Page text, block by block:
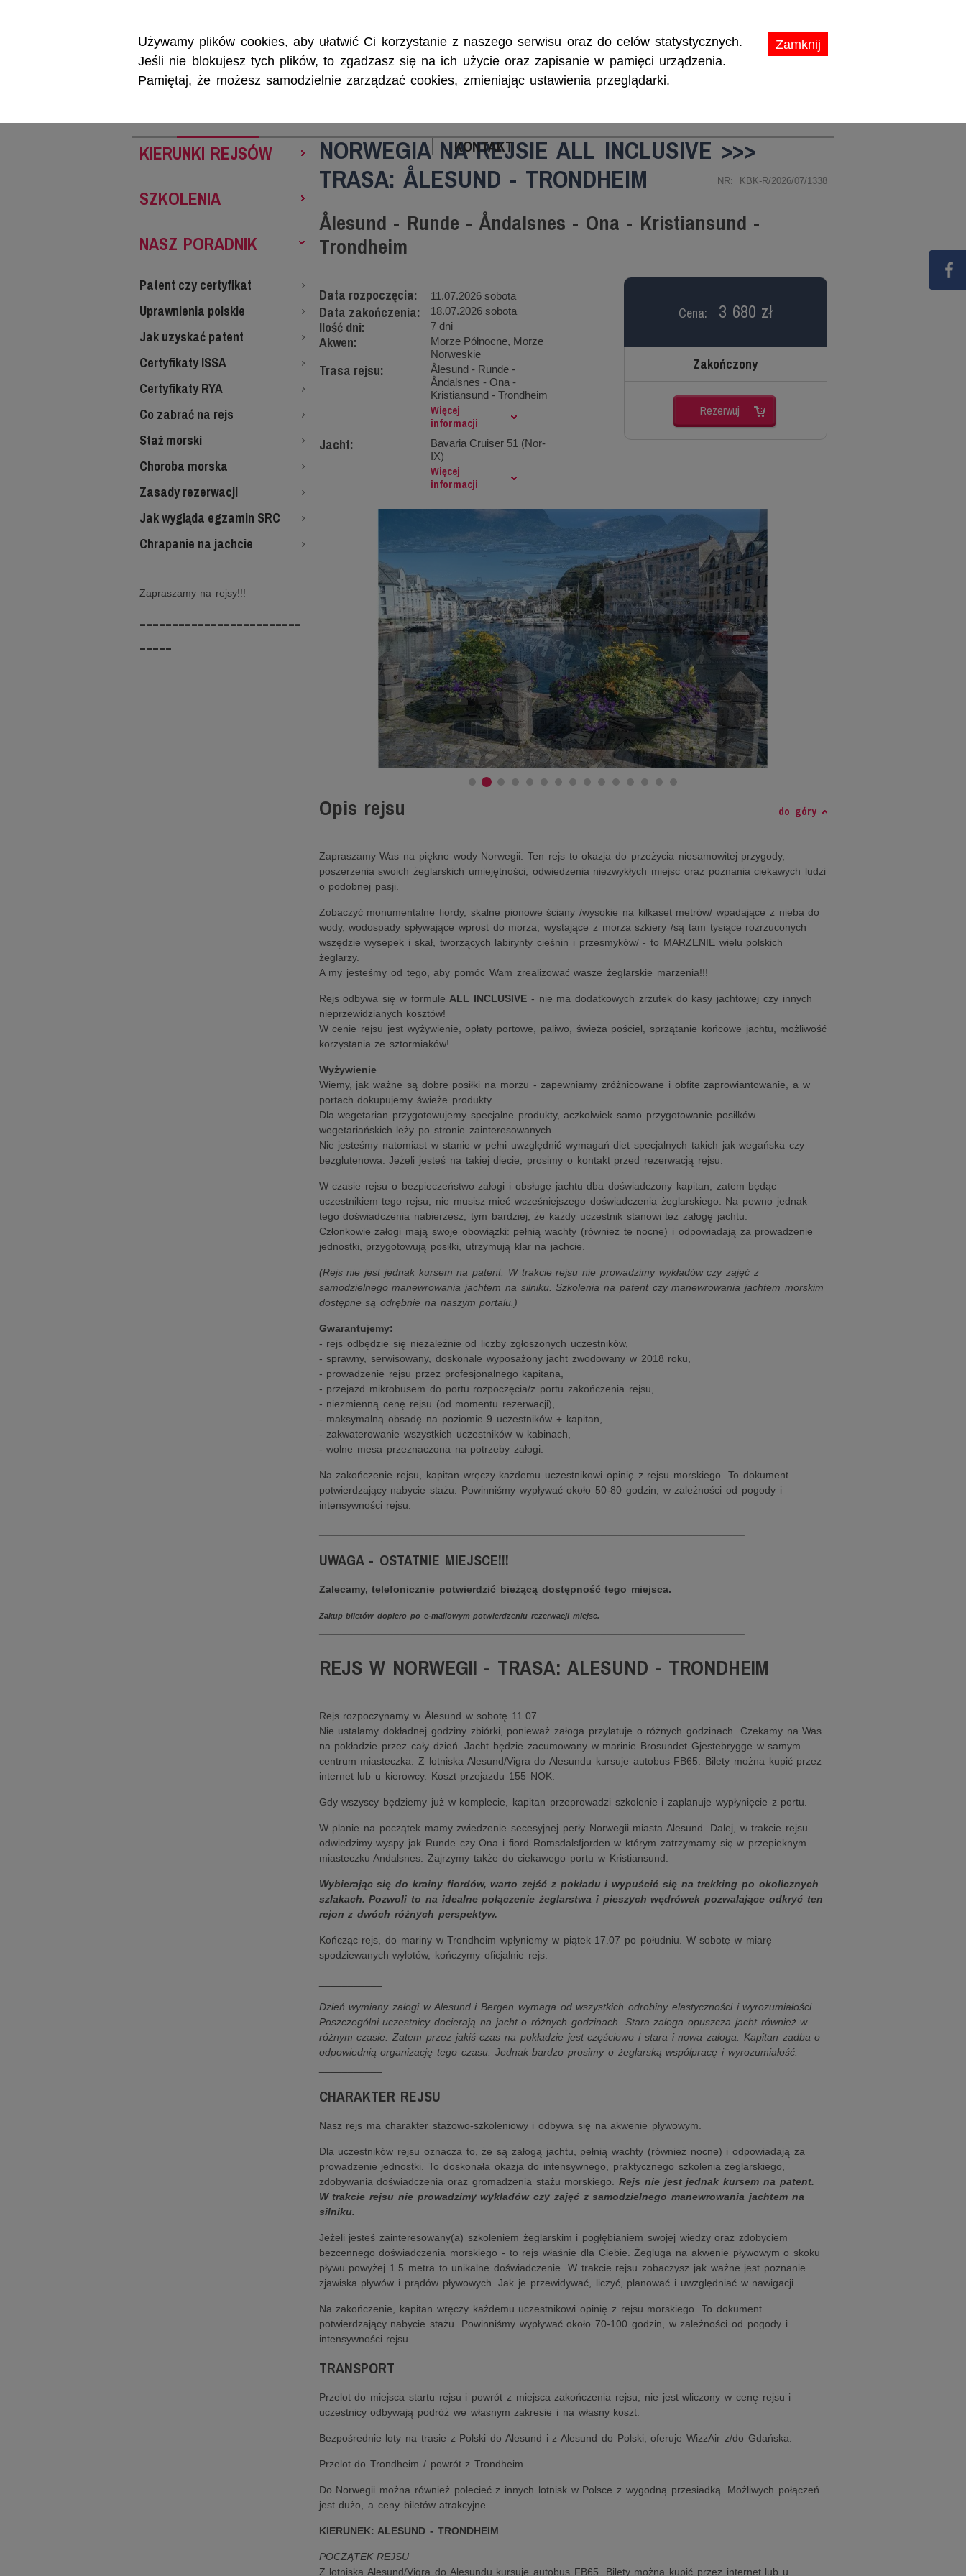
Zamknij
Używamy plików cookies, aby ułatwić Ci korzystanie z naszego serwisu oraz do celów statystycznych.
Jeśli nie blokujesz tych plików, to zgadzasz się na ich użycie oraz zapisanie w pamięci urządzenia.
Pamiętaj, że możesz samodzielnie zarządzać cookies, zmieniając ustawienia przeglądarki.
KONTAKT
Rejsy morskie i śródlądowe, szkolenia żeglarskie, patenty i certyfikaty.
NORWEGIA NA REJSIE ALL INCLUSIVE >>>
TRASA: ÅLESUND - TRONDHEIM
NR: KBK-R/2026/07/1338
Ålesund - Runde - Åndalsnes - Ona - Kristiansund -
Trondheim
Data rozpoczęcia: 11.07.2026 sobota
Data zakończenia: 18.07.2026 sobota
Ilość dni: 7 dni
Akwen:
Morze Północne, Morze
Norweskie
Trasa rejsu:
Ålesund - Runde -
Åndalsnes - Ona -
Kristiansund - Trondheim
Więcej
informacji
Jacht:
Bavaria Cruiser 51 (Nor-
IX)
Więcej
informacji
Cena: 3 680 zł
Zakończony
Rezerwuj
Opis rejsu do góry
Zapraszamy Was na piękne wody Norwegii. Ten rejs to okazja do przeżycia niesamowitej przygody,
poszerzenia swoich żeglarskich umiejętności, odwiedzenia niezwykłych miejsc oraz poznania ciekawych ludzi
o podobnej pasji.
Zobaczyć monumentalne fiordy, skalne pionowe ściany /wysokie na kilkaset metrów/ wpadające z nieba do
wody, wodospady spływające wprost do morza, wystające z morza szkiery /są tam tysiące rozrzuconych
wszędzie wysepek i skał, tworzących labirynty cieśnin i przesmyków/ - to MARZENIE wielu polskich
żeglarzy.
A my jesteśmy od tego, aby pomóc Wam zrealizować wasze żeglarskie marzenia!!!
Rejs odbywa się w formule ALL INCLUSIVE - nie ma dodatkowych zrzutek do kasy jachtowej czy innych
nieprzewidzianych kosztów!
W cenie rejsu jest wyżywienie, opłaty portowe, paliwo, świeża pościel, sprzątanie końcowe jachtu, możliwość
korzystania ze sztormiaków!
Wyżywienie
Wiemy, jak ważne są dobre posiłki na morzu - zapewniamy zróżnicowane i obfite zaprowiantowanie, a w
portach dokupujemy świeże produkty.
Dla wegetarian przygotowujemy specjalne produkty, aczkolwiek samo przygotowanie posiłków
wegetariańskich leży po stronie zainteresowanych.
Nie jesteśmy natomiast w stanie w pełni uwzględnić wymagań diet specjalnych takich jak wegańska czy
bezglutenowa. Jeżeli jesteś na takiej diecie, prosimy o kontakt przed rezerwacją rejsu.
W czasie rejsu o bezpieczeństwo załogi i obsługę jachtu dba doświadczony kapitan, zatem będąc
uczestnikiem tego rejsu, nie musisz mieć wcześniejszego doświadczenia żeglarskiego. Na pewno jednak
tego doświadczenia nabierzesz, tym bardziej, że każdy uczestnik stanowi też załogę jachtu.
Członkowie załogi mają swoje obowiązki: pełnią wachty (również te nocne) i odpowiadają za prowadzenie
jednostki, przygotowują posiłki, utrzymują klar na jachcie.
(Rejs nie jest jednak kursem na patent. W trakcie rejsu nie prowadzimy wykładów czy zajęć z
samodzielnego manewrowania jachtem na silniku. Szkolenia na patent czy manewrowania jachtem morskim
dostępne są odrębnie na naszym portalu.)
Gwarantujemy:
- rejs odbędzie się niezależnie od liczby zgłoszonych uczestników,
- sprawny, serwisowany, doskonale wyposażony jacht zwodowany w 2018 roku,
- prowadzenie rejsu przez profesjonalnego kapitana,
- przejazd mikrobusem do portu rozpoczęcia/z portu zakończenia rejsu,
- niezmienną cenę rejsu (od momentu rezerwacji),
- maksymalną obsadę na poziomie 9 uczestników + kapitan,
- zakwaterowanie wszystkich uczestników w kabinach,
- wolne mesa przeznaczona na potrzeby załogi.
Na zakończenie rejsu, kapitan wręczy każdemu uczestnikowi opinię z rejsu morskiego. To dokument
potwierdzający nabycie stażu. Powinniśmy wypływać około 50-80 godzin, w zależności od pogody i
intensywności rejsu.
UWAGA - OSTATNIE MIEJSCE!!!
Zalecamy, telefonicznie potwierdzić bieżącą dostępność tego miejsca.
Zakup biletów dopiero po e-mailowym potwierdzeniu rezerwacji miejsc.
REJS W NORWEGII - TRASA: ALESUND - TRONDHEIM
Rejs rozpoczynamy w Ålesund w sobotę 11.07.
Nie ustalamy dokładnej godziny zbiórki, ponieważ załoga przylatuje o różnych godzinach. Czekamy na Was
na pokładzie przez cały dzień. Jacht będzie zacumowany w marinie Brosundet Gjestebrygge w samym
centrum miasteczka. Z lotniska Alesund/Vigra do Alesundu kursuje autobus FB65. Bilety można kupić przez
internet lub u kierowcy. Koszt przejazdu 155 NOK.
Gdy wszyscy będziemy już w komplecie, kapitan przeprowadzi szkolenie i zaplanuje wypłynięcie z portu.
W planie na początek mamy zwiedzenie secesyjnej perły Norwegii miasta Alesund. Dalej, w trakcie rejsu
odwiedzimy wyspy jak Runde czy Ona i fiord Romsdalsfjorden w którym zatrzymamy się w przepieknym
miasteczku Andalsnes. Zajrzymy także do ciekawego portu w Kristiansund.
Wybierając się do krainy fiordów, warto zejść z pokładu i wypuścić się na trekking po okolicznych
szlakach. Pozwoli to na idealne połączenie żeglarstwa i pieszych wędrówek pozwalające odkryć ten
rejon z dwóch różnych perspektyw.
Kończąc rejs, do mariny w Trondheim wpłyniemy w piątek 17.07 po południu. W sobotę w miarę
spodziewanych wylotów, kończymy oficjalnie rejs.
Dzień wymiany załogi w Alesund i Bergen wymaga od wszystkich odrobiny elastyczności i wyrozumiałości.
Poszczególni uczestnicy docierają na jacht o różnych godzinach. Stara załoga opuszcza jacht również w
różnym czasie. Zatem przez jakiś czas na pokładzie jest częściowo i stara i nowa załoga. Kapitan zadba o
odpowiednią organizację tego czasu. Jednak bardzo prosimy o żeglarską współpracę i wyrozumiałość.
CHARAKTER REJSU
Nasz rejs ma charakter stażowo-szkoleniowy i odbywa się na akwenie pływowym.
Dla uczestników rejsu oznacza to, że są załogą jachtu, pełnią wachty (również nocne) i odpowiadają za
prowadzenie jednostki. To doskonała okazja do intensywnego, praktycznego szkolenia żeglarskiego,
zdobywania doświadczenia oraz gromadzenia stażu morskiego. Rejs nie jest jednak kursem na patent.
W trakcie rejsu nie prowadzimy wykładów czy zajęć z samodzielnego manewrowania jachtem na
silniku.
Jeżeli jesteś zainteresowany(a) szkoleniem żeglarskim i pogłębianiem swojej wiedzy oraz zdobyciem
bezcennego doświadczenia morskiego - to rejs właśnie dla Ciebie. Żegluga na akwenie pływowym o skoku
pływu powyżej 1.5 metra to unikalne doświadczenie. W trakcie rejsu zobaczysz jak ważne jest poznanie
zjawiska pływów i prądów pływowych. Jak je przewidywać, liczyć, planować i uwzględniać w nawigacji.
Na zakończenie, kapitan wręczy każdemu uczestnikowi opinię z rejsu morskiego. To dokument
potwierdzający nabycie stażu. Powinniśmy wypływać około 70-100 godzin, w zależności od pogody i
intensywności rejsu.
TRANSPORT
Przelot do miejsca startu rejsu i powrót z miejsca zakończenia rejsu, nie jest wliczony w cenę rejsu i
uczestnicy odbywają podróż we własnym zakresie i na własny koszt.
Bezpośrednie loty na trasie z Polski do Alesund i z Alesund do Polski, oferuje WizzAir z/do Gdańska.
Przelot do Trondheim / powrót z Trondheim ....
Do Norwegii można również polecieć z innych lotnisk w Polsce z wygodną przesiadką. Możliwych połączeń
jest dużo, a ceny biletów atrakcyjne.
KIERUNEK: ALESUND - TRONDHEIM
POCZĄTEK REJSU
Z lotniska Alesund/Vigra do Alesundu kursuje autobus FB65. Bilety można kupić przez internet lub u
KIERUNKI REJSÓW
SZKOLENIA
NASZ PORADNIK
Patent czy certyfikat
Uprawnienia polskie
Jak uzyskać patent
Certyfikaty ISSA
Certyfikaty RYA
Co zabrać na rejs
Staż morski
Choroba morska
Zasady rezerwacji
Jak wygląda egzamin SRC
Chrapanie na jachcie
Zapraszamy na rejsy!!!
-------------------------
-----